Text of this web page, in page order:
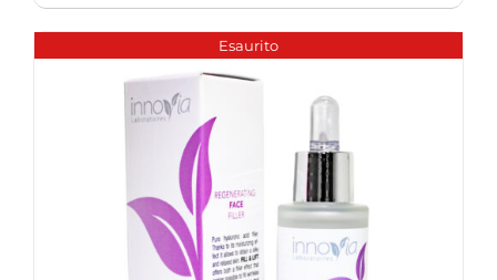
Esaurito